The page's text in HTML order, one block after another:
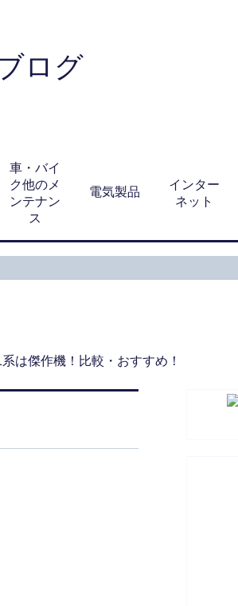
ログ
車・バイ
ク他のメ
ンテナン
ス
電気製品
インター
ネット
は傑作機！比較・おすすめ！